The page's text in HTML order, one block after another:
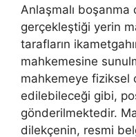
Anlaşmalı
gerçekleştiği yerin
tarafların
mahkemesine
mahkemeye fiziksel
edilebileceği gibi,
gönderilmektedir.
dilekçenin, resmi